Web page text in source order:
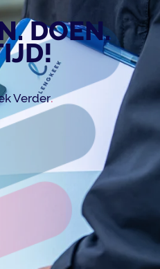
DOEN.
Verder.